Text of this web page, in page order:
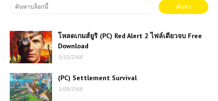
โหลดเกมส์ยูริ (PC) Red Alert 2 ไฟล์เดียวจบ Free
Download
5/10/2568
(PC) Settlement Survival
5/09/2568